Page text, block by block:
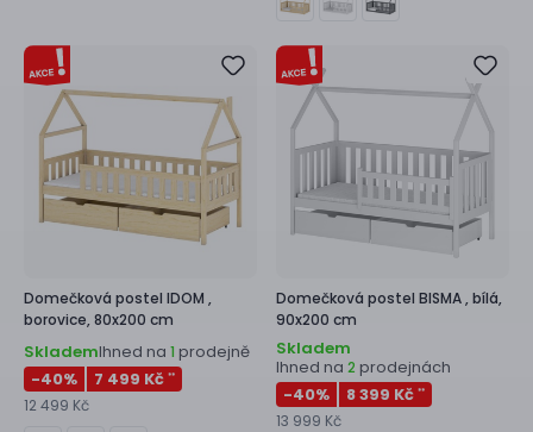
Domečková postel IDOM ,
borovice, 80x200 cm
SklademIhned na 1 prodejně
-40% 7 499 Kč **
12 499 Kč
Domečková postel BISMA ,bílá,
90x200 cm
Skladem
Ihned na 2 prodejnách
-40% 8 399 Kč **
13 999 Kč